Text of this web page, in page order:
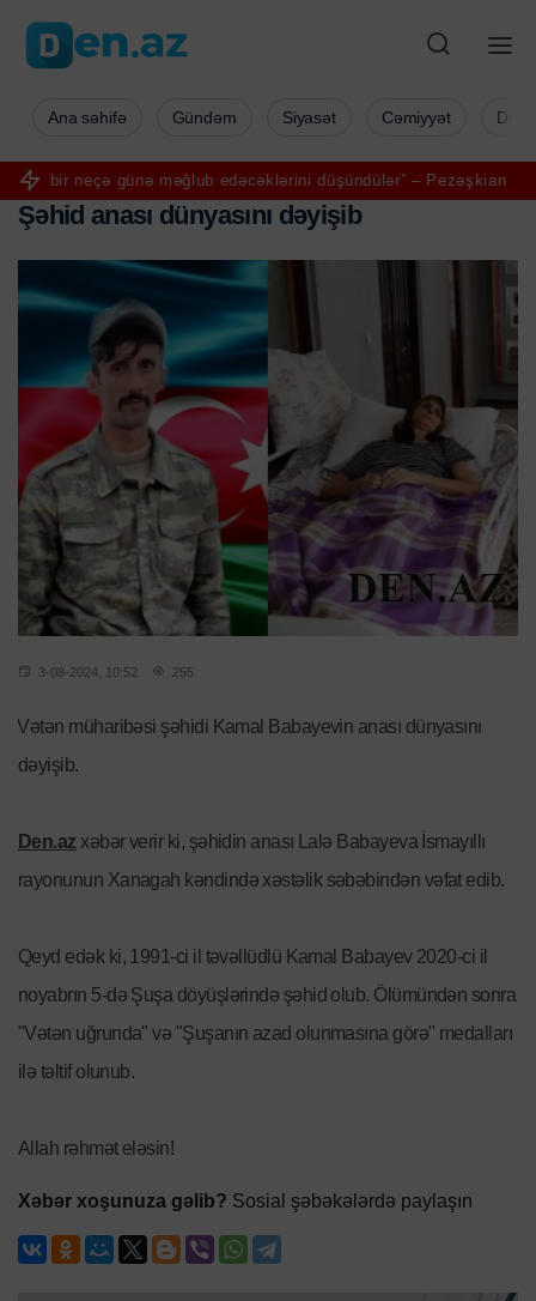
məğlub edəcəklərini düşündülər” – Pezəşkian Aya ilk addımı
Ana səhifə Gündəm Siyasət Cəmiyyət
Şəhid anası dünyasını dəyişib
3-08-2024, 10:52 255
️Vətən müharibəsi şəhidi Kamal Babayevin anası dünyasını
dəyişib.
Den.az xəbər verir ki, şəhidin anası Lalə Babayeva İsmayıllı
rayonunun Xanagah kəndində xəstəlik səbəbindən vəfat edib.
Qeyd edək ki, 1991-ci il təvəllüdlü Kamal Babayev 2020-ci il
noyabrın 5-də Şuşa döyüşlərində şəhid olub. Ölümündən sonra
"Vətən uğrunda" və "Şuşanın azad olunmasına görə" medalları
ilə təltif olunub.
Allah rəhmət eləsin!
Xəbər xoşunuza gəlib? Sosial şəbəkələrdə paylaşın